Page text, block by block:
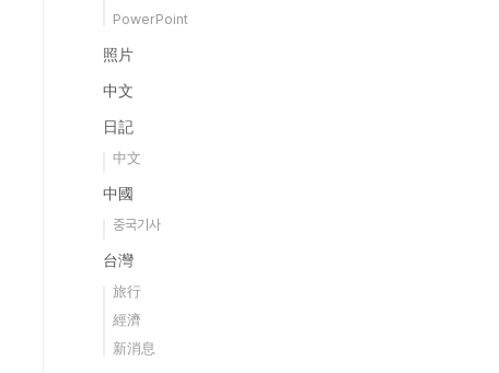
PowerPoint
照片
中文
日記
中文
中國
중국기사
台灣
旅行
經濟
新消息